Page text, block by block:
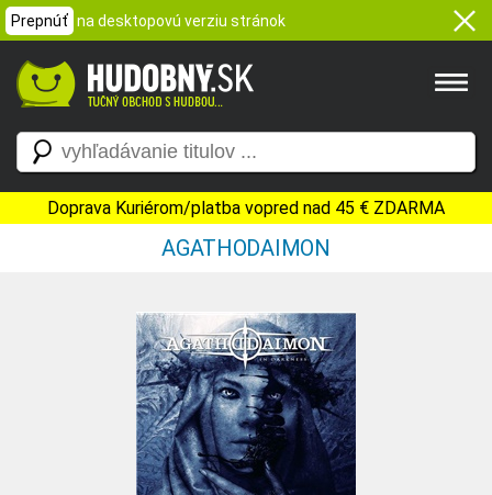
Prepnúť na desktopovú verziu stránok
Doprava Kuriérom/platba vopred nad 45 € ZDARMA
AGATHODAIMON